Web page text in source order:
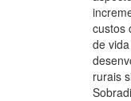
custos
de
rurais